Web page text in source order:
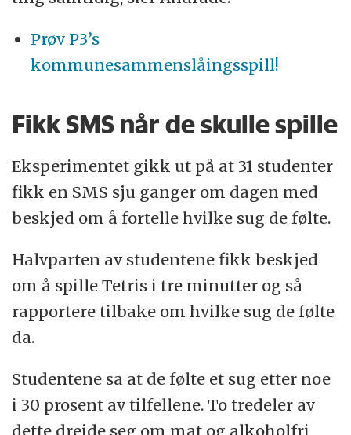
Prøv P3’s
kommunesammenslåingsspill!
Fikk SMS når de skulle spille
Eksperimentet gikk ut på at 31 studenter
fikk en SMS sju ganger om dagen med
beskjed om å fortelle hvilke sug de følte.
Halvparten av studentene fikk beskjed
om å spille Tetris i tre minutter og så
rapportere tilbake om hvilke sug de følte
da.
Studentene sa at de følte et sug etter noe
i 30 prosent av tilfellene. To tredeler av
dette dreide seg om mat og alkoholfri